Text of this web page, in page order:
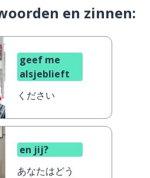
en zinnen:
geef me
alsjeblieft
ください
en jij?
あなたはどう